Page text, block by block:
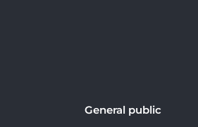
General public